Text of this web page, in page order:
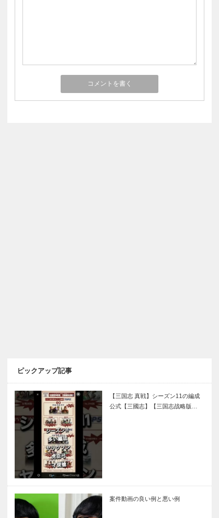
ピックアップ記事
【三国志 真戦】シーズン11の編成
公式【三國志】【三国志战略版…
案件動画の良い例と悪い例